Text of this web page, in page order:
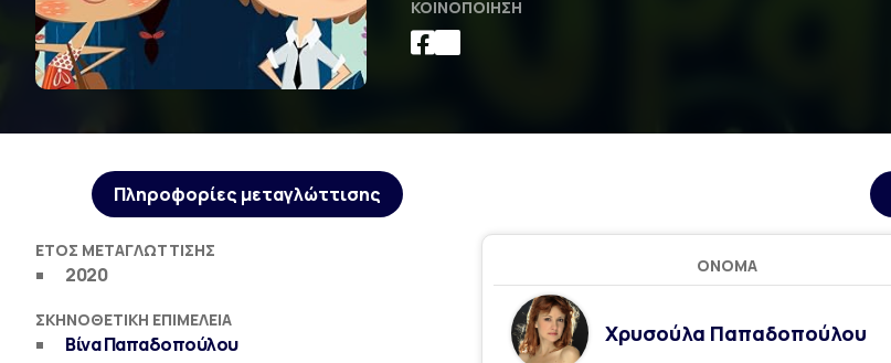
ΚΟΙΝΟΠΟΊΗΣΗ
Πληροφορίες μεταγλώττισης
ΈΤΟΣ ΜΕΤΑΓΛΏΤΤΙΣΗΣ
2020
ΣΚΗΝΟΘΕΤΙΚΉ ΕΠΙΜΈΛΕΙΑ
Βίνα Παπαδοπούλου
ΌΝΟΜΑ
Χρυσούλα Παπαδοπούλου